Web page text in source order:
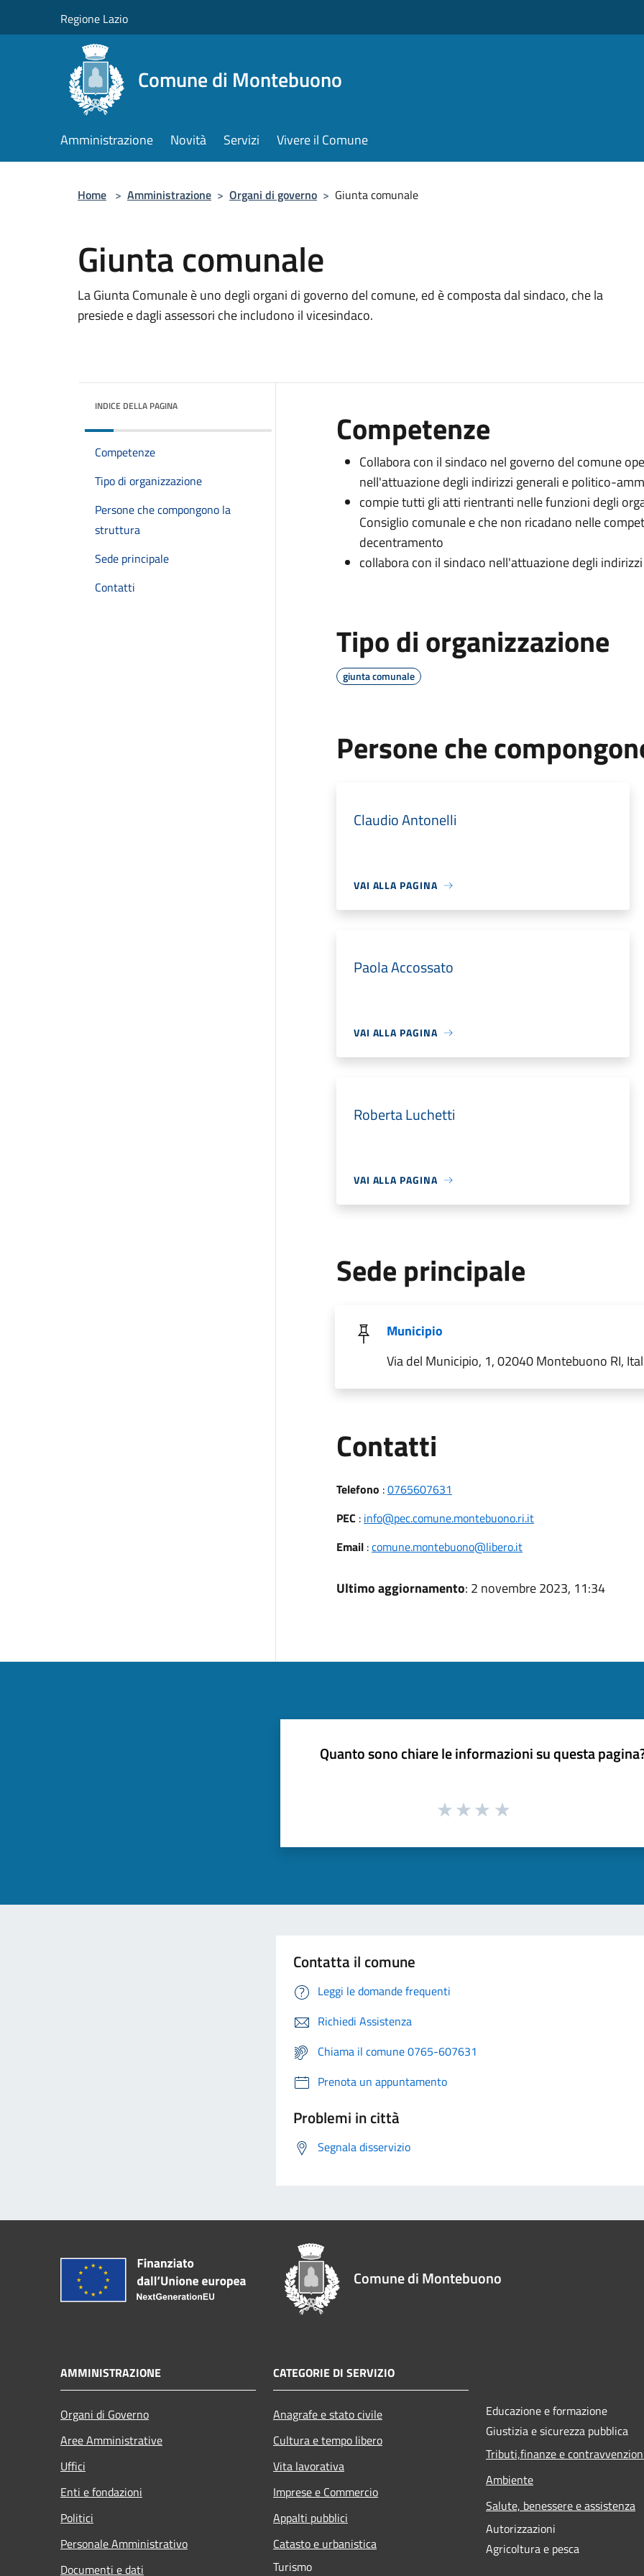
Regione Lazio
Comune di Montebuono
Amministrazione Novità Servizi Vivere il Comune
Home > Amministrazione > Organi di governo > Giunta comunale
Giunta comunale
La Giunta Comunale è uno degli organi di governo del comune, ed è composta dal sindaco, che la
presiede e dagli assessori che includono il vicesindaco.
INDICE DELLA PAGINA
Competenze
Tipo di organizzazione
Persone che compongono la
struttura
Sede principale
Contatti
Competenze
Collabora con il sindaco nel governo del comune
nell'attuazione degli indirizzi generali e politico-
compie tutti gli atti rientranti nelle funzioni degli
Consiglio comunale e che non ricadano nelle
decentramento
collabora con il sindaco nell'attuazione degli
Tipo di organizzazione
giunta comunale
Persone che
Claudio Antonelli
VAI ALLA PAGINA
Paola Accossato
VAI ALLA PAGINA
Roberta Luchetti
VAI ALLA PAGINA
Sede principale
Municipio
Via del Municipio, 1, 02040 Montebuono RI,
Contatti
Telefono :0765607631
PEC : info@pec.comune.montebuono.ri.it
Email:comune.montebuono@libero.it
Ultimo aggiornamento: 2 novembre 2023, 11:34
Quanto sono chiare le informazioni su questa
Contatta il comune
Leggi le domande frequenti
Richiedi Assistenza
Chiama il comune 0765-607631
Prenota un appuntamento
Problemi in città
Segnala disservizio
Comune di Montebuono
AMMINISTRAZIONE
Organi di Governo
Aree Amministrative
Uffici
Enti e fondazioni
Politici
Personale Amministrativo
Documenti e dati
CATEGORIE DI SERVIZIO
Anagrafe e stato civile
Cultura e tempo libero
Vita lavorativa
Imprese e Commercio
Appalti pubblici
Catasto e urbanistica
Turismo
Educazione e formazione
Giustizia e sicurezza pubblica
Tributi,finanze e
Ambiente
Salute, benessere e assistenza
Autorizzazioni
Agricoltura e pesca